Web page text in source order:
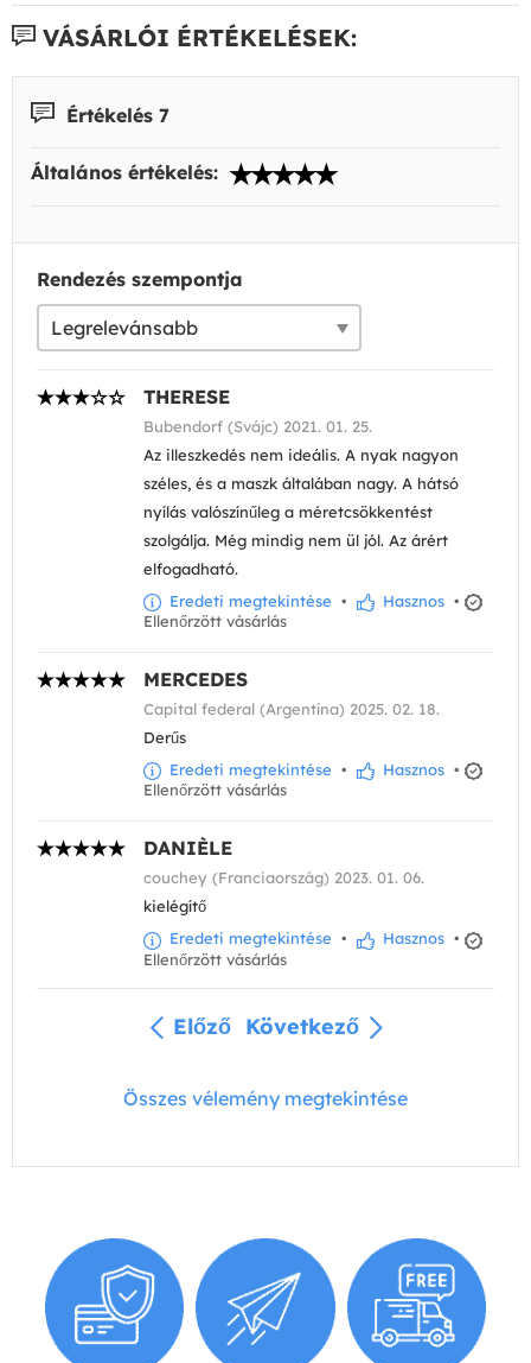
VÁSÁRLÓI ÉRTÉKELÉSEK:
Értékelés 7
Általános értékelés:
Rendezés szempontja
THERESE
Bubendorf (Svájc) 2021. 01. 25.
Az illeszkedés nem ideális. A nyak nagyon
széles, és a maszk általában nagy. A hátsó
nyílás valószínűleg a méretcsökkentést
szolgálja. Még mindig nem ül jól. Az árért
elfogadható.
Eredeti megtekintése • Hasznos •
Ellenőrzött vásárlás
MERCEDES
Capital federal (Argentína) 2025. 02. 18.
Derűs
Eredeti megtekintése • Hasznos •
Ellenőrzött vásárlás
DANIÈLE
couchey (Franciaország) 2023. 01. 06.
kielégítő
Eredeti megtekintése • Hasznos •
Ellenőrzött vásárlás
Előző Következő
Összes vélemény megtekintése